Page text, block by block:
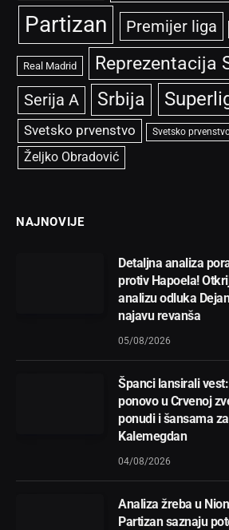
Partizan Premijer liga
Real Madrid Reprezentacija
Serija A Srbija
Svetsko prvenstvo Svetsko
Željko Obradović
NAJNOVIJE
Detaljna analiza
protiv Hapoela!
analizu odluka
najavu revanša
05/08/2026
Španci lansirali
ponovo u Crvenoj
ponudi i šansama
Kalemegdan
04/08/2026
Analiza žreba u
Partizan saznaju